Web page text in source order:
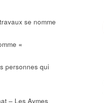
se nomme
«
personnes qui
– Les Aymes